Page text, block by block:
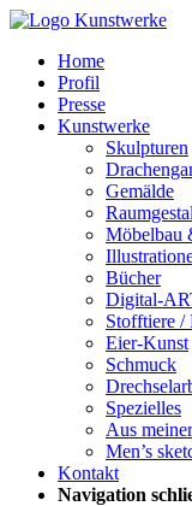
Home
Profil
Presse
Kunstwerke
Skulpturen
Gemälde
Möbelbau
Bücher
Digital-
Stofftiere /
Eier-Kunst
Schmuck
Spezielles
Aus
Men’s
Kontakt
Navigation